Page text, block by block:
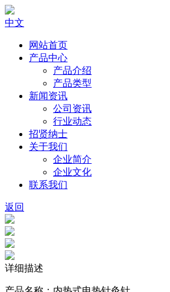
中文
网站首页
产品中心
产品介绍
产品类型
新闻资讯
公司资讯
行业动态
招贤纳士
关于我们
企业简介
企业文化
联系我们
返回
详细描述